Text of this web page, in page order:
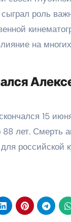
роль
на
15
лет. Смерть
российской